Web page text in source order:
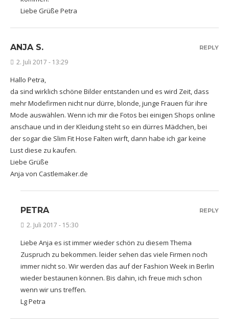
Liebe Grüße Petra
ANJA S.
2. Juli 2017 - 13:29
Hallo Petra,
da sind wirklich schöne Bilder entstanden und es wird Zeit, dass
mehr Modefirmen nicht nur dürre, blonde, junge Frauen für ihre
Mode auswählen. Wenn ich mir die Fotos bei einigen Shops online
anschaue und in der Kleidung steht so ein dürres Mädchen, bei
der sogar die Slim Fit Hose Falten wirft, dann habe ich gar keine
Lust diese zu kaufen.
Liebe Grüße
Anja von Castlemaker.de
REPLY
PETRA
2. Juli 2017 - 15:30
Liebe Anja es ist immer wieder schön zu diesem Thema
Zuspruch zu bekommen. leider sehen das viele Firmen noch
immer nicht so. Wir werden das auf der Fashion Week in Berlin
wieder bestaunen können. Bis dahin, ich freue mich schon
wenn wir uns treffen.
Lg Petra
REPLY